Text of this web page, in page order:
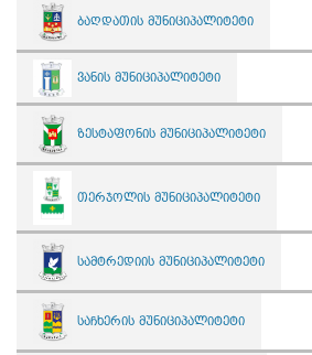
ბაღდათის მუნიციპალიტეტი
ვანის მუნიციპალიტეტი
ზესტაფონის მუნიციპალიტეტი
თერჯოლის მუნიციპალიტეტი
სამტრედიის მუნიციპალიტეტი
საჩხერის მუნიციპალიტეტი